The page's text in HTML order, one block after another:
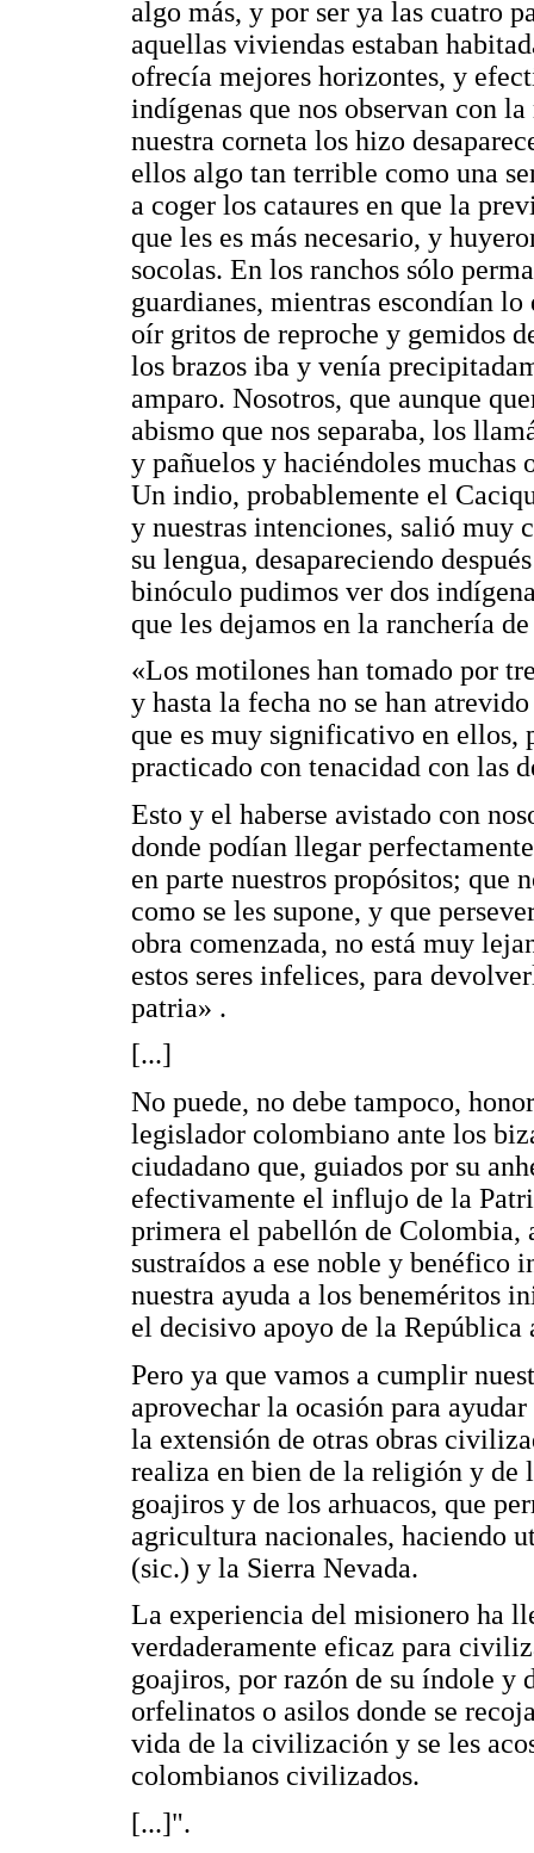
algo más, y por ser ya las cuatro
aquellas viviendas estaban
ofrecía mejores horizontes, y
indígenas que nos observan con
nuestra corneta los hizo
ellos algo tan terrible como una
a coger los cataures en que la
que les es más necesario, y
socolas. En los ranchos sólo
guardianes, mientras escondían
oír gritos de reproche y gemidos
los brazos iba y venía
amparo. Nosotros, que aunque
abismo que nos separaba, los
y pañuelos y haciéndoles muchas
Un indio, probablemente el
y nuestras intenciones, salió muy
su lengua, desapareciendo
binóculo pudimos ver dos
que les dejamos en la ranchería de
«Los motilones han tomado por
y hasta la fecha no se han
que es muy significativo en ellos,
practicado con tenacidad con las
Esto y el haberse avistado con
donde podían llegar
en parte nuestros propósitos;
como se les supone, y que
obra comenzada, no está muy
estos seres infelices, para
patria» .
[...]
No puede, no debe tampoco,
legislador colombiano ante los
ciudadano que, guiados por su
efectivamente el influjo de la
primera el pabellón de Colombia,
sustraídos a ese noble y benéfico
nuestra ayuda a los beneméritos
el decisivo apoyo de la
Pero ya que vamos a cumplir
aprovechar la ocasión para
la extensión de otras obras
realiza en bien de la religión y
goajiros y de los arhuacos, que
agricultura nacionales, haciendo
(sic.) y la Sierra Nevada.
La experiencia del misionero ha
verdaderamente eficaz para
goajiros, por razón de su índole y
orfelinatos o asilos donde se
vida de la civilización y se les
colombianos civilizados.
[...]".